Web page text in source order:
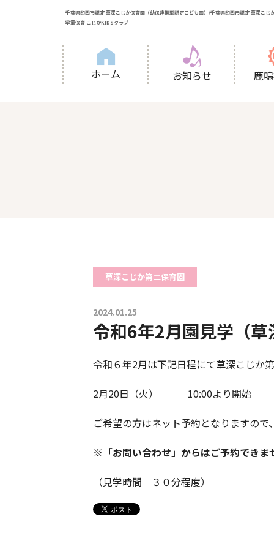
千葉県印西市認定 草深こじか保育園（幼保連携型認定こども園）/千葉県印西市認定 草深こじ
学童保育 こじかKIDSクラブ
ホーム お知らせ 鹿
草深こじか第二保育園
2024.01.25
令和6年2月園見学（
令和６年2月は下記日程にて草深こじか
2月20日（火） 10:00より開始
ご希望の方はネット予約となりますので
※「お問い合わせ」からはご予約できま
（見学時間 ３０分程度）